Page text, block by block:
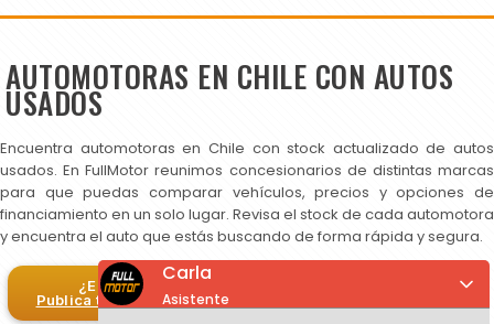
AUTOMOTORAS EN CHILE CON AUTOS
USADOS
Encuentra automotoras en Chile con stock actualizado de autos
usados. En FullMotor reunimos concesionarios de distintas marcas
para que puedas comparar vehículos, precios y opciones de
financiamiento en un solo lugar. Revisa el stock de cada automotora
y encuentra el auto que estás buscando de forma rápida y segura.
¿Eres automotora?
Publica tus autos en FullMotor
Carla
Asistente